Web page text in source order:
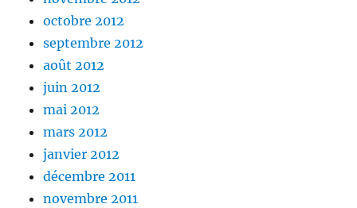
octobre 2012
septembre 2012
août 2012
juin 2012
mai 2012
mars 2012
janvier 2012
décembre 2011
novembre 2011